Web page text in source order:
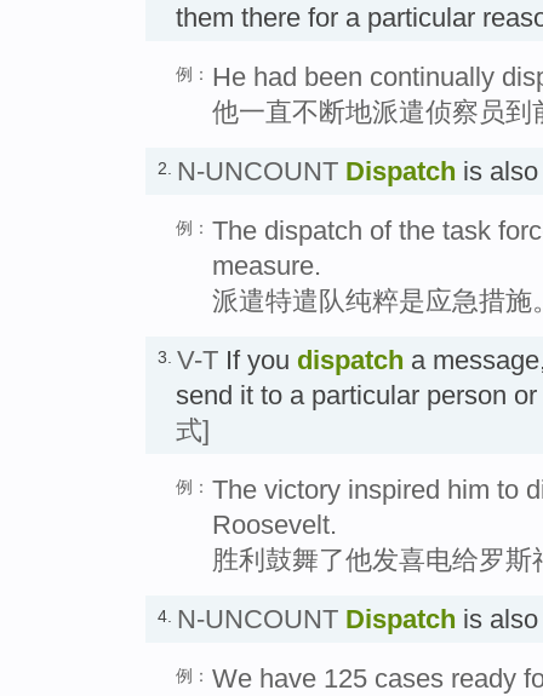
them there for a particular
例： He had been continually
他一直不断地派遣侦察员到
2. N-UNCOUNT Dispatch is
例： The dispatch of the task
measure.
派遣特遣队纯粹是应急措施
3. V-T If you dispatch a
send it to a particular person
式]
例： The victory inspired him to
Roosevelt.
胜利鼓舞了他发喜电给罗斯
4. N-UNCOUNT Dispatch is
例： We have 125 cases ready